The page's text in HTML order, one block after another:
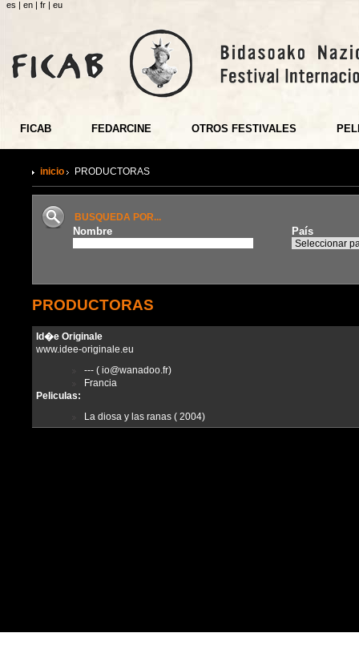
es | en | fr | eu
FICAB FEDARCINE OTROS FESTIVALES
inicio PRODUCTORAS
BUSQUEDA POR...
Nombre País
PRODUCTORAS
Id�e Originale
www.idee-originale.eu
--- ( io@wanadoo.fr)
Francia
Peliculas:
La diosa y las ranas ( 2004)